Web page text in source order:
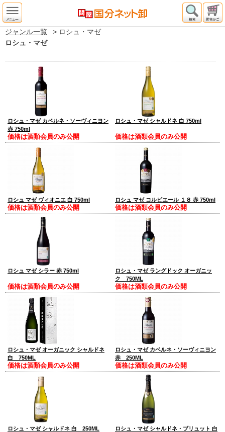
ジャンル一覧
> ロシュ・マゼ
ロシュ・マゼ
ロシュ・マゼ カベルネ・ソーヴィニヨン
赤 750ml
価格は酒類会員のみ公開
ロシュ・マゼ シャルドネ 白 750ml
価格は酒類会員のみ公開
ロシュ マゼ ヴィオニエ 白 750ml
価格は酒類会員のみ公開
ロシュ マゼ コルビエール １８ 赤 750ml
価格は酒類会員のみ公開
ロシュ マゼ シラー 赤 750ml
価格は酒類会員のみ公開
ロシュ・マゼ ラングドック オーガニッ
ク 750ML
価格は酒類会員のみ公開
ロシュ・マゼ オーガニック シャルドネ
白 750ML
価格は酒類会員のみ公開
ロシュ・マゼ カベルネ・ソーヴィニヨン
赤 250ML
価格は酒類会員のみ公開
ロシュ・マゼ シャルドネ 白 250ML
ロシュ・マゼ シャルドネ・ブリュット 白